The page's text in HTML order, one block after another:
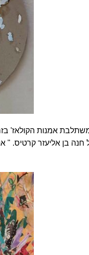
המאה ה-20 וה-21 משתלבת
בן אליעזר קרטיס. "